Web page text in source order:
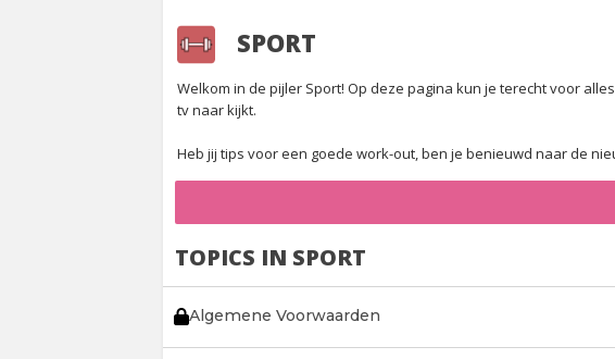
SPORT
Welkom in de pijler Sport! Op deze pagina kun je terecht voor
tv naar kijkt.
Heb jij tips voor een goede work-out, ben je benieuwd naar de
TOPICS IN SPORT
Algemene Voorwaarden